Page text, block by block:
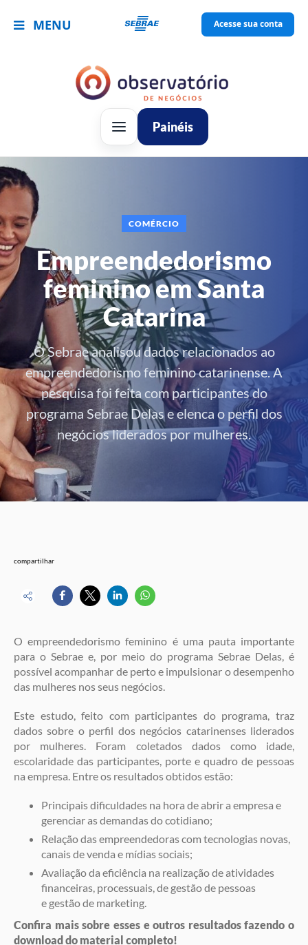
MENU Acesse sua conta
Painéis
COMÉRCIO
Empreendedorismo
feminino em Santa
Catarina
O Sebrae analisou dados relacionados ao
empreendedorismo feminino catarinense. A
pesquisa foi feita com participantes do
programa Sebrae Delas e elenca o perfil dos
negócios liderados por mulheres.
compartilhar
O empreendedorismo feminino é uma pauta importante
para o Sebrae e, por meio do programa Sebrae Delas, é
possível acompanhar de perto e impulsionar o desempenho
das mulheres nos seus negócios.
Este estudo, feito com participantes do programa, traz
dados sobre o perfil dos negócios catarinenses liderados
por mulheres. Foram coletados dados como idade,
escolaridade das participantes, porte e quadro de pessoas
na empresa. Entre os resultados obtidos estão:
Principais dificuldades na hora de abrir a empresa e
gerenciar as demandas do cotidiano;
Relação das empreendedoras com tecnologias novas,
canais de venda e mídias sociais;
Avaliação da eficiência na realização de atividades
financeiras, processuais, de gestão de pessoas
e gestão de marketing.
Confira mais sobre esses e outros resultados fazendo o
download do material completo!